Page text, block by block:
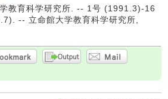
教育科学研究所. -- 1号 (1991.3)-16
-- 立命館大学教育科学研究所,